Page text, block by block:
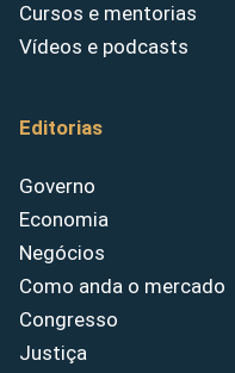
Cursos e mentorias
Vídeos e podcasts
Editorias
Governo
Economia
Negócios
Como anda o mercado
Congresso
Justiça